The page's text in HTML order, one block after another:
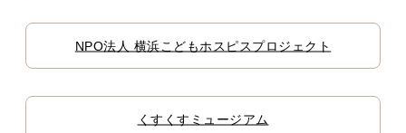
NPO法人 横浜こどもホスピスプロジェクト
くすくすミュージアム